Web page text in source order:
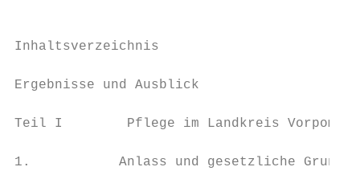
Inhaltsverzeichnis
Ergebnisse und Ausblick
Teil I        Pflege im Landkreis
1.           Anlass und gesetzliche